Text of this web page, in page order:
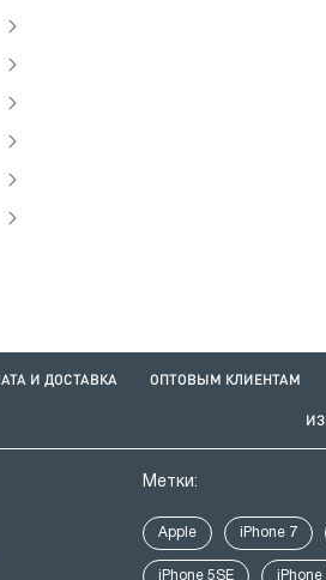
И ДОСТАВКА ОПТОВЫМ КЛИЕНТАМ
Метки:
Apple iPhone 7
iPhone 5SE iPhone